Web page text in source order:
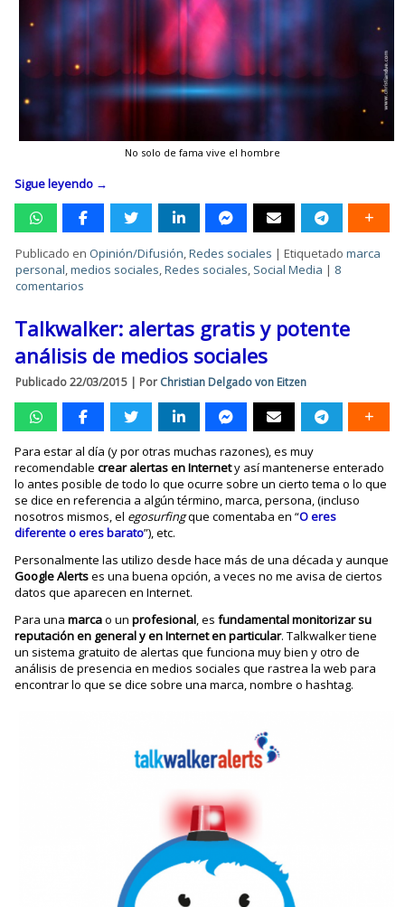
No solo de fama vive el hombre
Sigue leyendo →
Publicado en Opinión/Difusión,Redes sociales |Etiquetado marca
personal,medios sociales,Redes sociales, Social Media | 8
comentarios
Talkwalker: alertas gratis y potente
análisis de medios sociales
Publicado 22/03/2015 | Por Christian Delgado von Eitzen
Para estar al día (y por otras muchas razones), es muy
recomendablecrear alertas en Internety así mantenerse enterado
lo antes posible de todo lo que ocurre sobre un cierto tema o lo que
se dice en referencia a algún término, marca, persona, (incluso
nosotros mismos, el egosurfingque comentaba en “O eres
diferente o eres barato”), etc.
Personalmente las utilizo desde hace más de una década y aunque
Google Alertses una buena opción, a veces no me avisa de ciertos
datos que aparecen en Internet.
Para unamarcao unprofesional, esfundamental monitorizar su
reputación en general y en Internet en particular. Talkwalker tiene
un sistema gratuito de alertas que funciona muy bien y otro de
análisis de presencia en medios sociales que rastrea la web para
encontrar lo que se dice sobre una marca, nombre o hashtag.